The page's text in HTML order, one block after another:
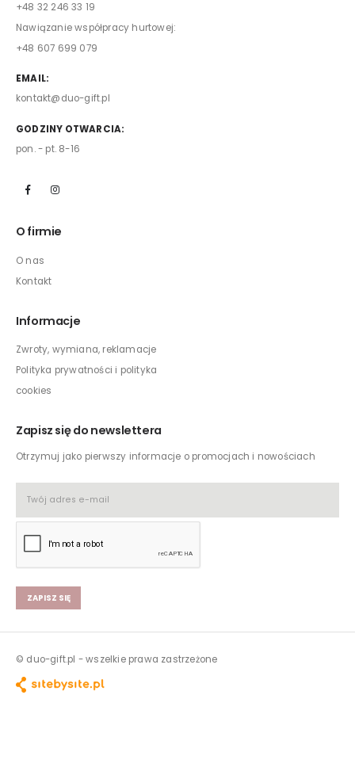
+48 32 246 33 19
Nawiązanie współpracy hurtowej:
+48 607 699 079
EMAIL:
kontakt@duo-gift.pl
GODZINY OTWARCIA:
pon. - pt. 8-16
O firmie
O nas
Kontakt
Informacje
Zwroty, wymiana, reklamacje
Polityka prywatności i polityka
cookies
Zapisz się do newslettera
Otrzymuj jako pierwszy informacje o promocjach i nowościach
ZAPISZ SIĘ
© duo-gift.pl - wszelkie prawa zastrzeżone